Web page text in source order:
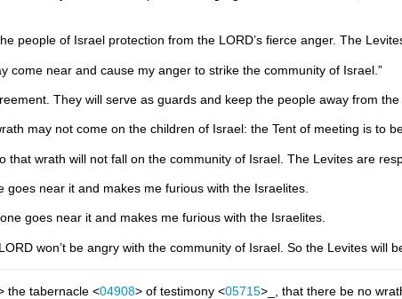
people of Israel protection from the LORD’s fierce anger. The
come near and cause my anger to strike the community of Israel.”
They will serve as guards and keep the people away from
may not come on the children of Israel: the Tent of meeting is to
wrath will not fall on the community of Israel. The Levites are
near it and makes me furious with the Israelites.
goes near it and makes me furious with the Israelites.
won’t be angry with the community of Israel. So the Levites will
the tabernacle <04908> of testimony <05715>_, that there be no